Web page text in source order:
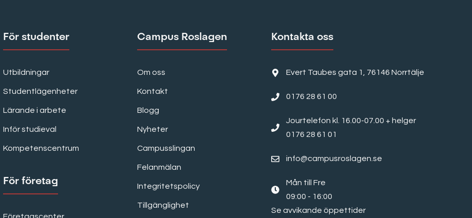
För studenter
Utbildningar
Studentlägenheter
Lärande i arbete
Inför studieval
Kompetenscentrum
För företag
Campus Roslagen
Om oss
Kontakt
Blogg
Nyheter
Campusslingan
Felanmälan
Integritetspolicy
Tillgänglighet
Kontakta oss
Evert Taubes gata 1, 76146 Norrtälje
0176 28 61 00
Jourtelefon kl. 16.00-07.00 + helger
0176 28 61 01
info@campusroslagen.se
Mån till Fre
09:00 - 16:00
Se avvikande öppettider